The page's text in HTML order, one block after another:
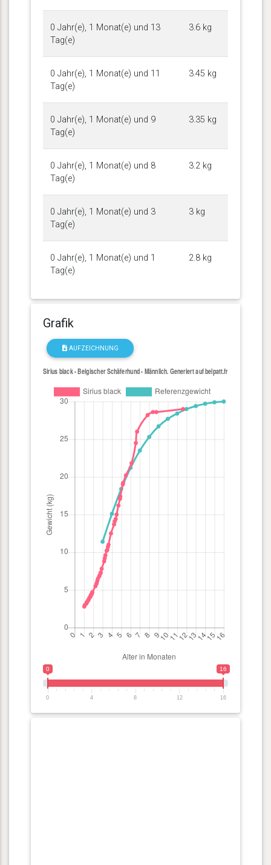
0 Jahr(e), 1 Monat(e) und 13
Tag(e)
3.6 kg
0 Jahr(e), 1 Monat(e) und 11
Tag(e)
3.45 kg
0 Jahr(e), 1 Monat(e) und 9
Tag(e)
3.35 kg
0 Jahr(e), 1 Monat(e) und 8
Tag(e)
3.2 kg
0 Jahr(e), 1 Monat(e) und 3
Tag(e)
3 kg
0 Jahr(e), 1 Monat(e) und 1
Tag(e)
2.8 kg
Grafik
AUFZEICHNUNG
0 16
0 4 8 12 16